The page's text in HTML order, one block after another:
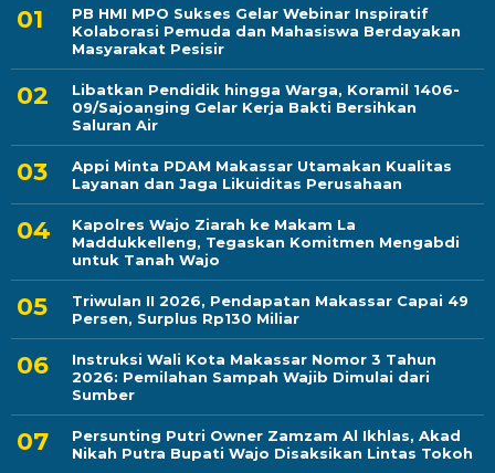
PB HMI MPO Sukses Gelar Webinar Inspiratif
Kolaborasi Pemuda dan Mahasiswa Berdayakan
Masyarakat Pesisir
Libatkan Pendidik hingga Warga, Koramil 1406-
09/Sajoanging Gelar Kerja Bakti Bersihkan
Saluran Air
Appi Minta PDAM Makassar Utamakan Kualitas
Layanan dan Jaga Likuiditas Perusahaan
Kapolres Wajo Ziarah ke Makam La
Maddukkelleng, Tegaskan Komitmen Mengabdi
untuk Tanah Wajo
Triwulan II 2026, Pendapatan Makassar Capai 49
Persen, Surplus Rp130 Miliar
Instruksi Wali Kota Makassar Nomor 3 Tahun
2026: Pemilahan Sampah Wajib Dimulai dari
Sumber
Persunting Putri Owner Zamzam Al Ikhlas, Akad
Nikah Putra Bupati Wajo Disaksikan Lintas Tokoh